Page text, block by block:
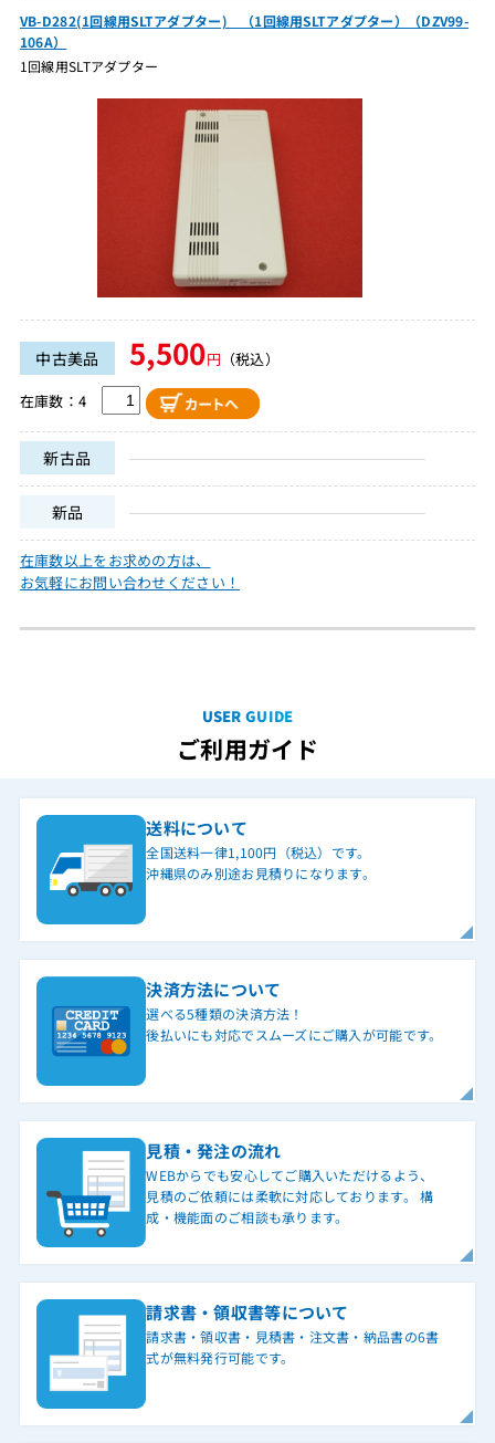
VB-D282(1回線用SLTアダプター) （1回線用SLTアダプター）（DZV99-
106A）
1回線用SLTアダプター
中古美品 5,500円 （税込）
在庫数：4
新古品
新品
在庫数以上をお求めの方は、
お気軽にお問い合わせください！
USER GUIDE
ご利用ガイド
送料について
全国送料一律1,100円（税込）です。
沖縄県のみ別途お見積りになります。
決済方法について
選べる5種類の決済方法！
後払いにも対応でスムーズにご購入が可能です。
見積・発注の流れ
WEBからでも安心してご購入いただけるよう、
見積のご依頼には柔軟に対応しております。 構
成・機能面のご相談も承ります。
請求書・領収書等について
請求書・領収書・見積書・注文書・納品書の6書
式が無料発行可能です。